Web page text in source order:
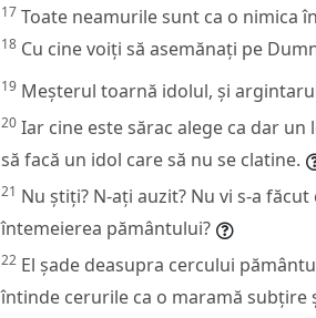
17 Toate neamurile sunt ca o nimica
18 Cu cine voiți să asemănați pe
19 Meșterul toarnă idolul, și
20 Iar cine este sărac alege ca dar
să facă un idol care să nu se clatine.
21 Nu știți? N-ați auzit? Nu vi s-a
întemeierea pământului?
22 El șade deasupra cercului
întinde cerurile ca o maramă subțire